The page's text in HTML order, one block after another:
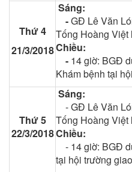
Thứ 4
21/3/2018
Sáng:
-GĐ Lê Văn
Tống Hoàng Việt
Chiều:
- 14 giờ: BGĐ
Khám bệnh tại
Thứ 5
22/3/2018
Sáng:
-GĐ Lê Văn
Tống Hoàng Việt
Chiều:
- 14 giờ: BGĐ
tại hội trường